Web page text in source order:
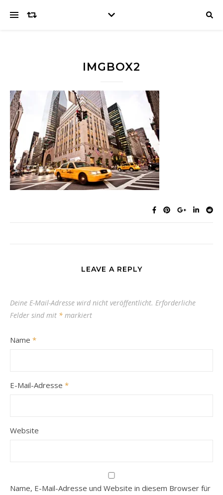
IMGBOX2
LEAVE A REPLY
Deine E-Mail-Adresse wird nicht veröffentlicht. Erforderliche
Felder sind mit * markiert
Name *
E-Mail-Adresse *
Website
Name, E-Mail-Adresse und Website in diesem Browser für